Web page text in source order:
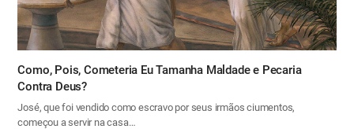
Como, Pois, Cometeria Eu Tamanha Maldade e Pecaria
Contra Deus?
José, que foi vendido como escravo por seus irmãos ciumentos,
começou a servir na casa…